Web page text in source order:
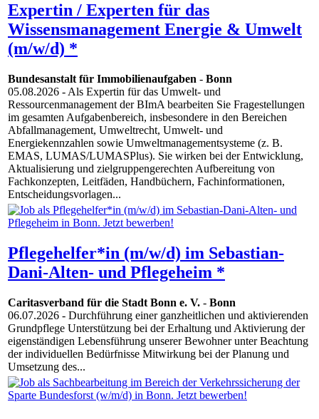
Expertin / Experten für das
Wissensmanagement Energie & Umwelt
(m/w/d) *
Bundesanstalt für Immobilienaufgaben - Bonn
05.08.2026 - Als Expertin für das Umwelt- und
Ressourcenmanagement der BImA bearbeiten Sie Fragestellungen
im gesamten Aufgabenbereich, insbesondere in den Bereichen
Abfallmanagement, Umweltrecht, Umwelt- und
Energiekennzahlen sowie Umweltmanagementsysteme (z. B.
EMAS, LUMAS/LUMASPlus). Sie wirken bei der Entwicklung,
Aktualisierung und zielgruppengerechten Aufbereitung von
Fachkonzepten, Leitfäden, Handbüchern, Fachinformationen,
Entscheidungsvorlagen...
Pflegehelfer*in (m/w/d) im Sebastian-
Dani-Alten- und Pflegeheim *
Caritasverband für die Stadt Bonn e. V. - Bonn
06.07.2026 - Durchführung einer ganzheitlichen und aktivierenden
Grundpflege Unterstützung bei der Erhaltung und Aktivierung der
eigenständigen Lebensführung unserer Bewohner unter Beachtung
der individuellen Bedürfnisse Mitwirkung bei der Planung und
Umsetzung des...